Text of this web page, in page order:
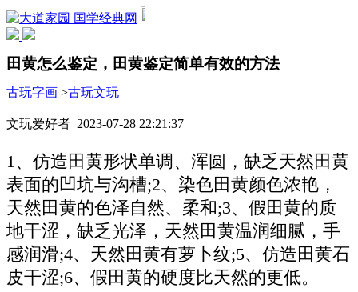
国学经典网
田黄怎么鉴定，田黄鉴定简单有效的方法
古玩字画 >古玩文玩
文玩爱好者 2023-07-28 22:21:37
1、仿造田黄形状单调、浑圆，缺乏天然田黄
表面的凹坑与沟槽;2、染色田黄颜色浓艳，
天然田黄的色泽自然、柔和;3、假田黄的质
地干涩，缺乏光泽，天然田黄温润细腻，手
感润滑;4、天然田黄有萝卜纹;5、仿造田黄石
皮干涩;6、假田黄的硬度比天然的更低。